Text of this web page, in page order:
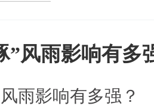
”风雨影响有多
雨影响有多强？